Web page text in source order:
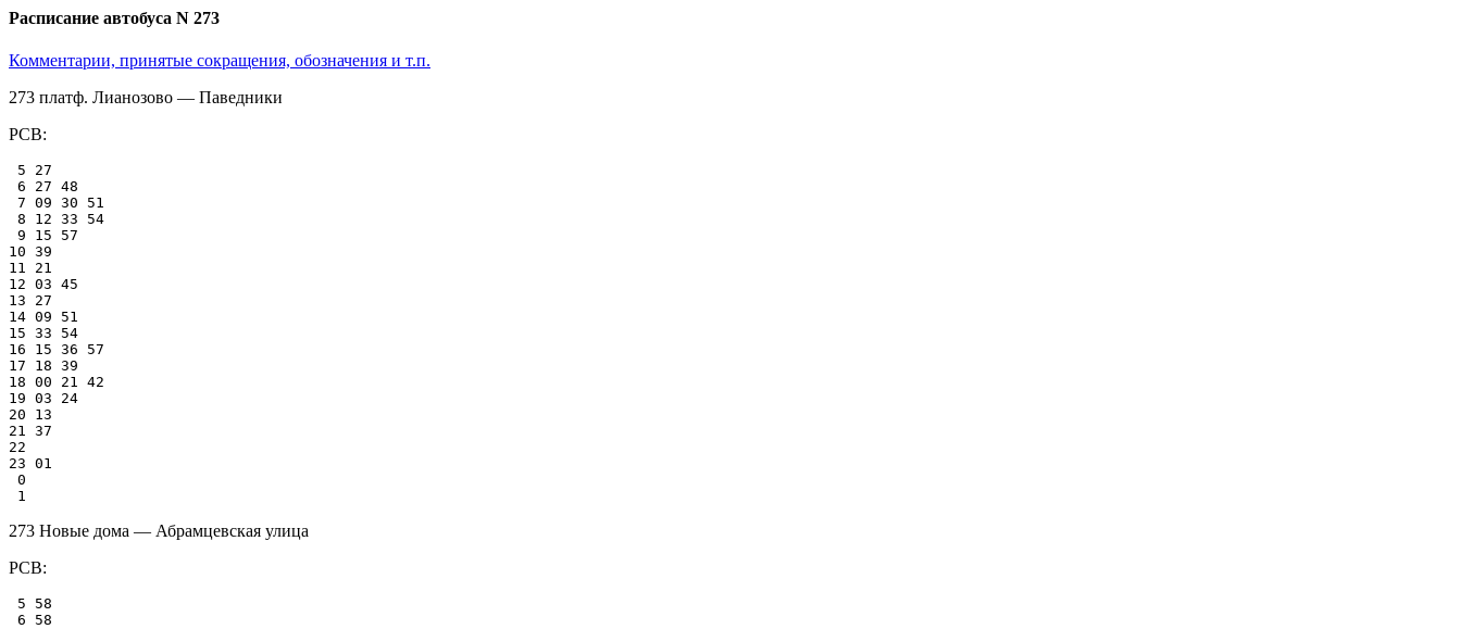
Расписание автобуса N 273
Комментарии, принятые сокращения, обозначения и т.п.
273 платф. Лианозово — Паведники
РСВ:
5 27
6 27 48
7 09 30 51
8 12 33 54
9 15 57
10 39
11 21
12 03 45
13 27
14 09 51
15 33 54
16 15 36 57
17 18 39
18 00 21 42
19 03 24
20 13
21 37
22
23 01
0
273 Новые дома — Абрамцевская улица
РСВ:
5 58
6 58